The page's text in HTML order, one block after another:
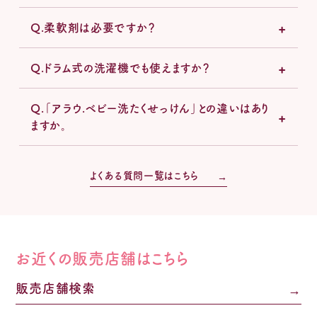
Q.柔軟剤は必要ですか？
Q.ドラム式の洗濯機でも使えますか？
Q.「アラウ.ベビー洗たくせっけん」との違いはあり
ますか。
よくある質問一覧はこちら
お近くの販売店舗はこちら
販売店舗検索